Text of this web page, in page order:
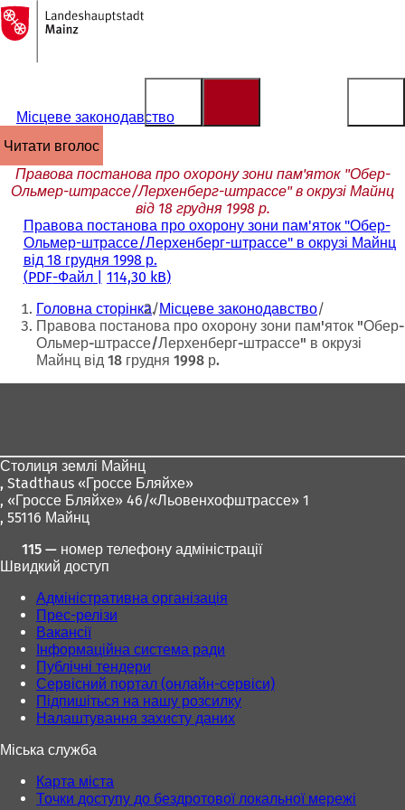
Перейти до змісту
На
головну
сторінку
Місцеве законодавство
читати вголос
Правова постанова про охорону зони пам'яток "Обер-
Ольмер-штрассе/Лерхенберг-штрассе" в окрузі Майнц
від 18 грудня 1998 р.
Правова постанова про охорону зони пам'яток "Обер-
Ольмер-штрассе/Лерхенберг-штрассе" в окрузі Майнц
від 18 грудня 1998 р.
PDF-Файл 114,30 kB
Ти
тут:
Головна сторінка Місцеве законодавство
Правова постанова про охорону зони пам'яток "Обер-
Ольмер-штрассе/Лерхенберг-штрассе" в окрузі
Майнц від 18 грудня 1998 р.
Столиця землі Майнц
, Stadthaus «Гроссе Бляйхе»
, «Гроссе Бляйхе» 46/«Льовенхофштрассе» 1
, 55116 Майнц
115 — номер телефону адміністрації
Швидкий доступ
Адміністративна організація
Прес-релізи
Вакансії
Інформаційна система ради
Публічні тендери
Сервісний портал (онлайн-сервіси)
Підпишіться на нашу розсилку
Налаштування захисту даних
Міська служба
Карта міста
Точки доступу до бездротової локальної мережі